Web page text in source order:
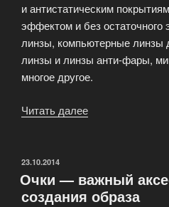
и антистатическим
эффектом и без
линзы, компьютерные линзы
линзы и линзы анти-фары,
многое другое.
Читать далее
в
оправу»
ОПУБЛИКОВАНО
23.10.2014
Очки — важный
создания образа